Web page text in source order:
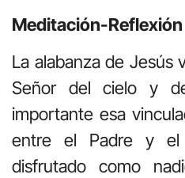
Meditación-Reflexión
La alabanza de Jesús
Señor del cielo y
importante esa
entre el Padre y el
disfrutado como